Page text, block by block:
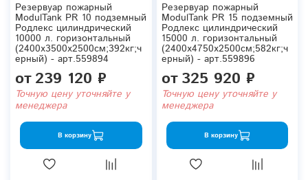
Резервуар пожарный
ModulTank PR 10 подземный
Родлекс цилиндрический
10000 л. горизонтальный
(2400x3500x2500см;392кг;ч
ерный) - арт.559894
от239 120 ₽
Точную цену уточняйте у
менеджера
В корзину
Резервуар пожарный
ModulTank PR 15 подземный
Родлекс цилиндрический
15000 л. горизонтальный
(2400x4750x2500см;582кг;ч
ерный) - арт.559896
от325 920 ₽
Точную цену уточняйте у
менеджера
В корзину